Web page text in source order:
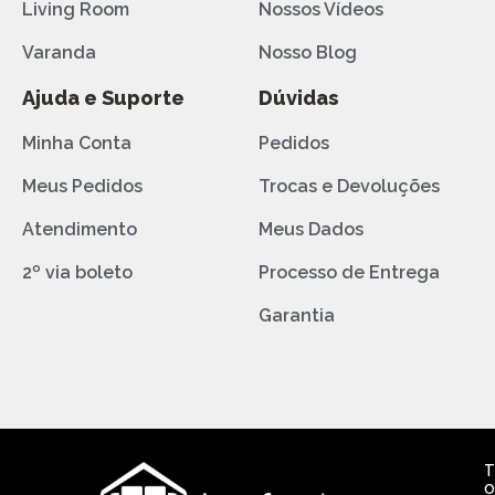
Living Room
Varanda
Nossos Vídeos
Nosso Blog
Ajuda e Suporte
Minha Conta
Meus Pedidos
Atendimento
2º via boleto
Dúvidas
Pedidos
Trocas e Devoluções
Meus Dados
Processo de Entrega
Garantia